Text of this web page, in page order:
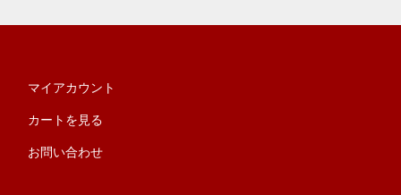
マイアカウント
カートを見る
お問い合わせ